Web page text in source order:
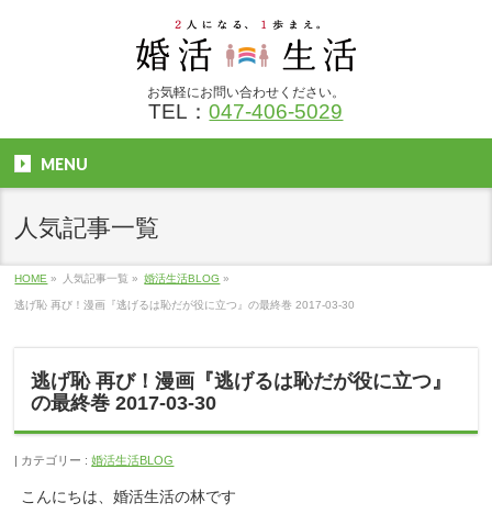
お気軽にお問い合わせください。
TEL：047-406-5029
MENU
人気記事一覧
HOME » 人気記事一覧 » 婚活生活BLOG »
逃げ恥 再び！漫画『逃げるは恥だが役に立つ』の最終巻 2017-03-30
逃げ恥 再び！漫画『逃げるは恥だが役に立つ』
の最終巻 2017-03-30
カテゴリー :婚活生活BLOG
こんにちは、婚活生活の林です